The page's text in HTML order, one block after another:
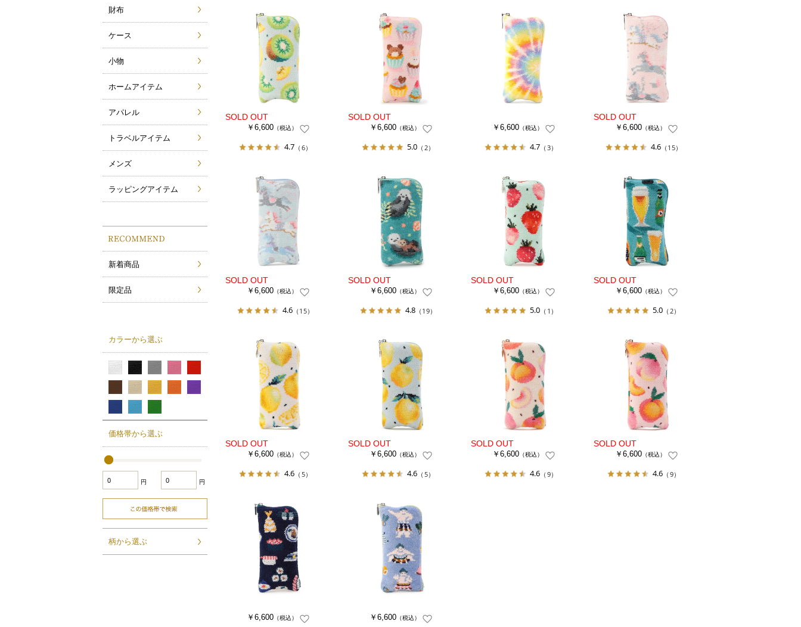
￥6,600（税込）
4.7 （6）
￥6,600（税込）
5.0 （2）
￥6,600（税込）
4.7 （3）
￥6,600（税込）
4.6 （15）
￥6,600（税込）
4.6 （15）
￥6,600（税込）
4.8 （19）
￥6,600（税込）
5.0 （1）
￥6,600（税込）
5.0 （2）
￥6,600（税込）
4.6 （5）
￥6,600（税込）
4.6 （5）
￥6,600（税込）
4.6 （9）
￥6,600（税込）
4.6 （9）
￥6,600（税込） ￥6,600（税込）
財布
ケース
小物
ホームアイテム
アパレル
トラベルアイテム
メンズ
ラッピングアイテム
新着商品
限定品
カラーから選ぶ
価格帯から選ぶ
円 円
柄から選ぶ